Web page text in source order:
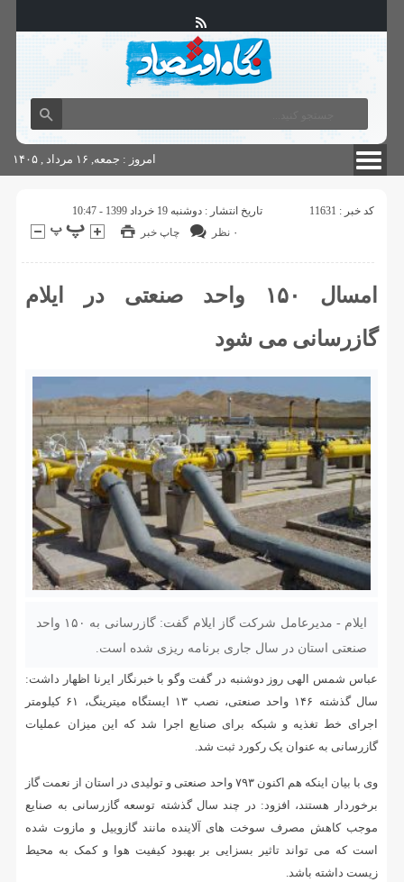
آگهی های دولتی چاپ
امروز : جمعه, ۱۶ مرداد , ۱۴۰۵
کد خبر : 11631
تاریخ انتشار : دوشنبه 19 خرداد 1399 - 10:47
چاپ خبر
۰ نظر
امسال ۱۵۰ واحد صنعتی در ایلام
گازرسانی می شود
ایلام - مدیرعامل شرکت گاز ایلام گفت: گازرسانی به ۱۵۰ واحد
صنعتی استان در سال جاری برنامه ریزی شده است.
عباس شمس الهی روز دوشنبه در گفت وگو با خبرنگار ایرنا اظهار داشت:
سال گذشته ۱۴۶ واحد صنعتی، نصب ۱۳ ایستگاه میترینگ، ۶۱ کیلومتر
اجرای خط تغذیه و شبکه برای صنایع اجرا شد که این میزان عملیات
گازرسانی به عنوان یک رکورد ثبت شد.
وی با بیان اینکه هم اکنون ۷۹۳ واحد صنعتی و تولیدی در استان از نعمت گاز
برخوردار هستند، افزود: در چند سال‌ گذشته توسعه گازرسانی به صنایع
موجب کاهش مصرف سوخت های آلاینده مانند گازوییل و مازوت شده
است که می تواند تاثیر بسزایی بر بهبود کیفیت هوا و کمک به محیط
زیست داشته باشد.